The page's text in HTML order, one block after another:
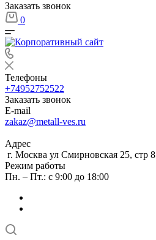
Заказать звонок
0
Телефоны
+74952752522
Заказать звонок
E-mail
zakaz@metall-ves.ru
Адрес
г. Москва ул Смирновская 25, стр 8
Режим работы
Пн. – Пт.: с 9:00 до 18:00